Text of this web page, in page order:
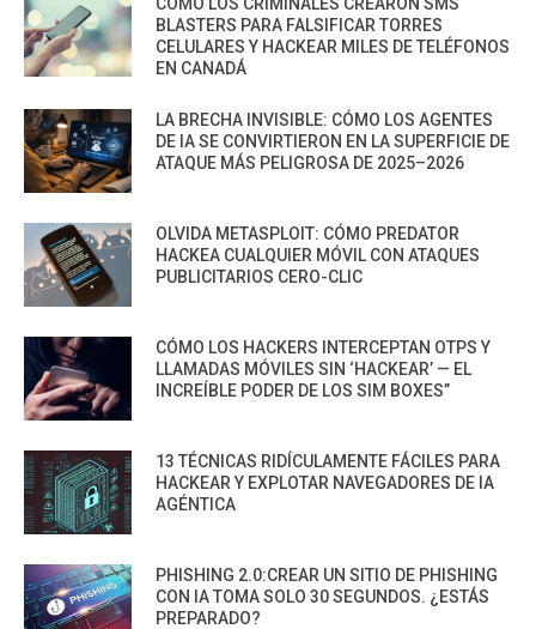
BLASTERS PARA FALSIFICAR TORRES
CELULARES Y HACKEAR MILES DE TELÉFONOS
EN CANADÁ
LA BRECHA INVISIBLE: CÓMO LOS AGENTES
DE IA SE CONVIRTIERON EN LA SUPERFICIE DE
ATAQUE MÁS PELIGROSA DE 2025–2026
OLVIDA METASPLOIT: CÓMO PREDATOR
HACKEA CUALQUIER MÓVIL CON ATAQUES
PUBLICITARIOS CERO-CLIC
CÓMO LOS HACKERS INTERCEPTAN OTPS Y
LLAMADAS MÓVILES SIN ‘HACKEAR’ — EL
INCREÍBLE PODER DE LOS SIM BOXES”
13 TÉCNICAS RIDÍCULAMENTE FÁCILES PARA
HACKEAR Y EXPLOTAR NAVEGADORES DE IA
AGÉNTICA
PHISHING 2.0:CREAR UN SITIO DE PHISHING
CON IA TOMA SOLO 30 SEGUNDOS. ¿ESTÁS
PREPARADO?